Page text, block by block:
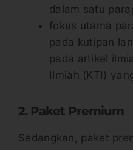
dalam satu
fokus utama
pada kutipan
pada artikel
Ilmiah (KTI)
2. Paket Premium
Sedangkan, paket